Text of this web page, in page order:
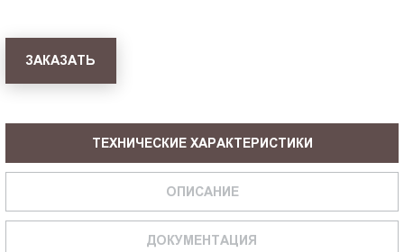
ЗАКАЗАТЬ
ТЕХНИЧЕСКИЕ ХАРАКТЕРИСТИКИ
ОПИСАНИЕ
ДОКУМЕНТАЦИЯ